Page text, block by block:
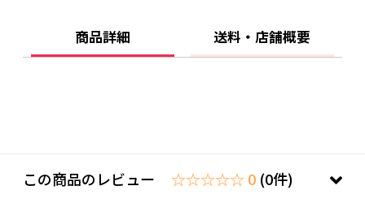
は、お問い合わせ欄への入力は不要です。
商品詳細 送料・店舗概要
この商品のレビュー ☆☆☆☆☆ 0 (0件)